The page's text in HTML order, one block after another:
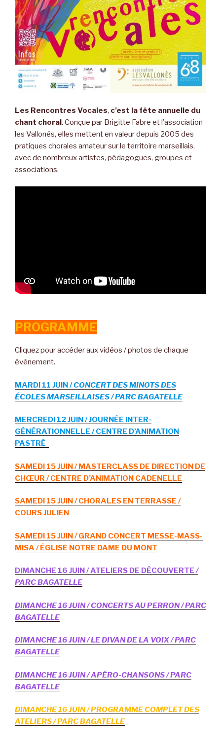
Les Rencontres Vocales, c’est la fête annuelle du
chant choral. Conçue par Brigitte Fabre et l’association
les Vallonés, elles mettent en valeur depuis 2005 des
pratiques chorales amateur sur le territoire marseillais,
avec de nombreux artistes, pédagogues, groupes et
associations.
PROGRAMME
Cliquez pour accéder aux vidéos / photos de chaque
événement.
MARDI 11 JUIN /CONCERT DES MINOTS DES
ÉCOLES MARSEILLAISES / PARC BAGATELLE
MERCREDI 12 JUIN / JOURNÉE INTER-
GÉNÉRATIONNELLE / CENTRE D’ANIMATION
PASTRÉ
SAMEDI 15 JUIN / MASTERCLASS DE DIRECTION DE
CHŒUR / CENTRE D’ANIMATION CADENELLE
SAMEDI 15 JUIN / CHORALES EN TERRASSE /
COURS JULIEN
SAMEDI 15 JUIN / GRAND CONCERT MESSE-MASS-
MISA / ÉGLISE NOTRE DAME DU MONT
DIMANCHE 16 JUIN / ATELIERS DE DÉCOUVERTE/
PARC BAGATELLE
DIMANCHE 16 JUIN / CONCERTS AU PERRON / PARC
BAGATELLE
DIMANCHE 16 JUIN / LE DIVAN DE LA VOIX / PARC
BAGATELLE
DIMANCHE 16 JUIN / APÉRO-CHANSONS / PARC
BAGATELLE
DIMANCHE 16 JUIN / PROGRAMME COMPLET DES
ATELIERS / PARC BAGATELLE